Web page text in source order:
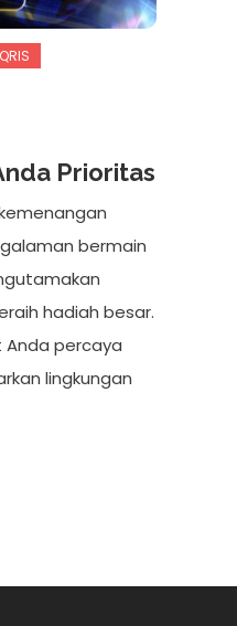
QRIS
Prioritas
bermain
hadiah besar.
Anda percaya
lingkungan